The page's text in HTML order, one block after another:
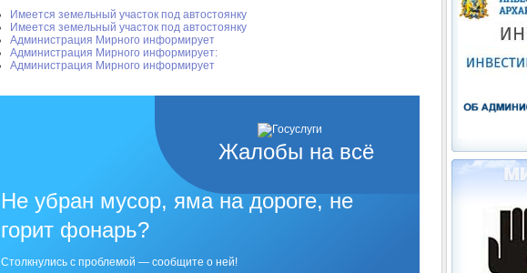
Имеется земельный участок под автостоянку
Имеется земельный участок под автостоянку
Администрация Мирного информирует
Администрация Мирного информирует:
Администрация Мирного информирует
Жалобы на всё
Не убран мусор, яма на дороге, не
горит фонарь?
Столкнулись с проблемой — сообщите о ней!